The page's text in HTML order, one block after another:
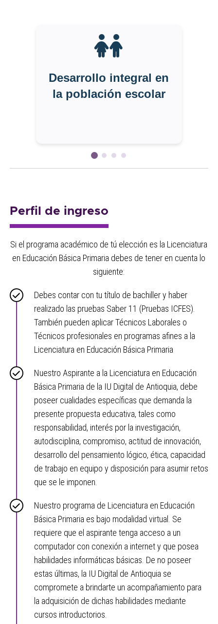
Desarrollo integral en
la población escolar
Perfil de ingreso
Si el programa académico de tú elección es la Licenciatura
en Educación Básica Primaria debes de tener en cuenta lo
siguiente:
Debes contar con tu título de bachiller y haber
realizado las pruebas Saber 11 (Pruebas ICFES).
También pueden aplicar Técnicos Laborales o
Técnicos profesionales en programas afines a la
Licenciatura en Educación Básica Primaria
Nuestro Aspirante a la Licenciatura en Educación
Básica Primaria de la IU Digital de Antioquia, debe
poseer cualidades específicas que demanda la
presente propuesta educativa, tales como
responsabilidad, interés por la investigación,
autodisciplina, compromiso, actitud de innovación,
desarrollo del pensamiento lógico, ética, capacidad
de trabajo en equipo y disposición para asumir retos
que se le imponen.
Nuestro programa de Licenciatura en Educación
Básica Primaria es bajo modalidad virtual. Se
requiere que el aspirante tenga acceso a un
computador con conexión a internet y que posea
habilidades informáticas básicas. De no poseer
estas últimas, la IU Digital de Antioquia se
compromete a brindarte un acompañamiento para
la adquisición de dichas habilidades mediante
cursos introductorios.